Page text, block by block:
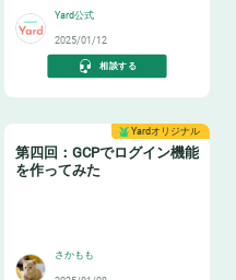
Yard公式
2025/01/12
相談する
Yardオリジナル
第四回：GCPでログイン機能
を作ってみた
さかもも